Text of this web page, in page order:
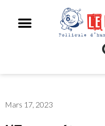
Mars 17, 2023